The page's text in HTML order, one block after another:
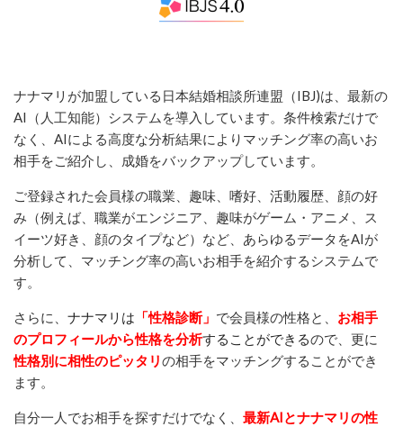
ナナマリが加盟している日本結婚相談所連盟（IBJ)は、最新の
AI（人工知能）システムを導入しています。条件検索だけで
なく、AIによる高度な分析結果によりマッチング率の高いお
相手をご紹介し、
成婚をバックアップしています。
ご登録された会員様の職業、趣味、嗜好、活動履歴、顔の好
み（例えば、職業がエンジニア、趣味がゲーム・アニメ、ス
イーツ好き、顔のタイプなど）など、あらゆるデータをAIが
分析して、マッチング率の高いお相手を紹介するシステムで
す。
さらに、 ナナマリは 「性格診断」 で会員様の性格と、 お相手
のプロフィールから性格を分析することができるので、更に
性格別に相性のピッタリの相手をマッチングすることができ
ます。
自分一人でお相手を探すだけでなく、 最新AIとナナマリの性